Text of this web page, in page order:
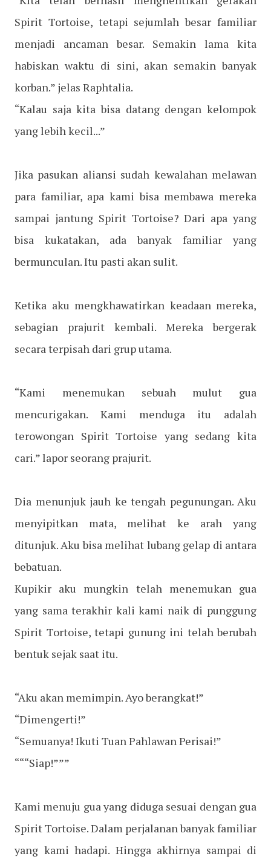
Spirit Tortoise, tetapi sejumlah besar familiar
menjadi ancaman besar. Semakin lama kita
habiskan waktu di sini, akan semakin banyak
korban.” jelas Raphtalia.
“Kalau saja kita bisa datang dengan kelompok
yang lebih kecil...”
Jika pasukan aliansi sudah kewalahan melawan
para familiar, apa kami bisa membawa mereka
sampai jantung Spirit Tortoise? Dari apa yang
bisa kukatakan, ada banyak familiar yang
bermunculan. Itu pasti akan sulit.
Ketika aku mengkhawatirkan keadaan mereka,
sebagian prajurit kembali. Mereka bergerak
secara terpisah dari grup utama.
“Kami menemukan sebuah mulut gua
mencurigakan. Kami menduga itu adalah
terowongan Spirit Tortoise yang sedang kita
cari.” lapor seorang prajurit.
Dia menunjuk jauh ke tengah pegunungan. Aku
menyipitkan mata, melihat ke arah yang
ditunjuk. Aku bisa melihat lubang gelap di antara
bebatuan.
Kupikir aku mungkin telah menemukan gua
yang sama terakhir kali kami naik di punggung
Spirit Tortoise, tetapi gunung ini telah berubah
bentuk sejak saat itu.
“Aku akan memimpin. Ayo berangkat!”
“Dimengerti!”
“Semuanya! Ikuti Tuan Pahlawan Perisai!”
“““Siap!”””
Kami menuju gua yang diduga sesuai dengan gua
Spirit Tortoise. Dalam perjalanan banyak familiar
yang kami hadapi. Hingga akhirnya sampai di